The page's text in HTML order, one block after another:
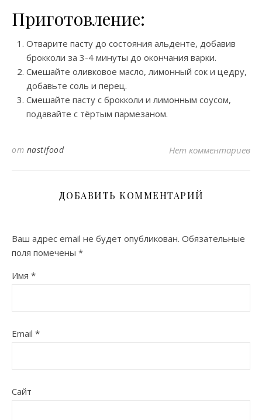
Приготовление:
Отварите пасту до состояния альденте, добавив
брокколи за 3-4 минуты до окончания варки.
Смешайте оливковое масло, лимонный сок и цедру,
добавьте соль и перец.
Смешайте пасту с брокколи и лимонным соусом,
подавайте с тёртым пармезаном.
от nastifood Нет комментариев
ДОБАВИТЬ КОММЕНТАРИЙ
Ваш адрес email не будет опубликован. Обязательные
поля помечены *
Имя *
Email *
Сайт